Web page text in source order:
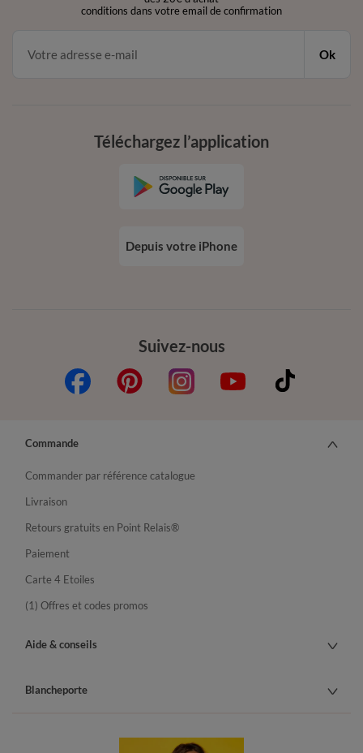
conditions dans votre email de confirmation
Ok
Suivez-nous
Téléchargez l’application
Depuis votre iPhone
Commande
Commander par référence catalogue
Livraison
Retours gratuits en Point Relais®
Paiement
Carte 4 Etoiles
(1) Offres et codes promos
Aide & conseils
Blancheporte